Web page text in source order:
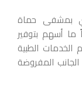
بمشفى حماة
32 جهازاً طبياً ما أسهم بتوفير
الخدمات الطبية
المفروضة